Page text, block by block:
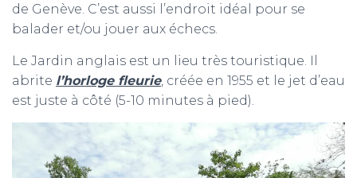
de Genève. C’est aussi l’endroit idéal pour se
balader et/ou jouer aux échecs.
Le Jardin anglais est un lieu très touristique. Il
abrite l’horloge fleurie, créée en 1955 et le jet d’eau
est juste à côté (5-10 minutes à pied).